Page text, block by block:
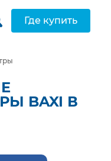
Где купить
BAXI В